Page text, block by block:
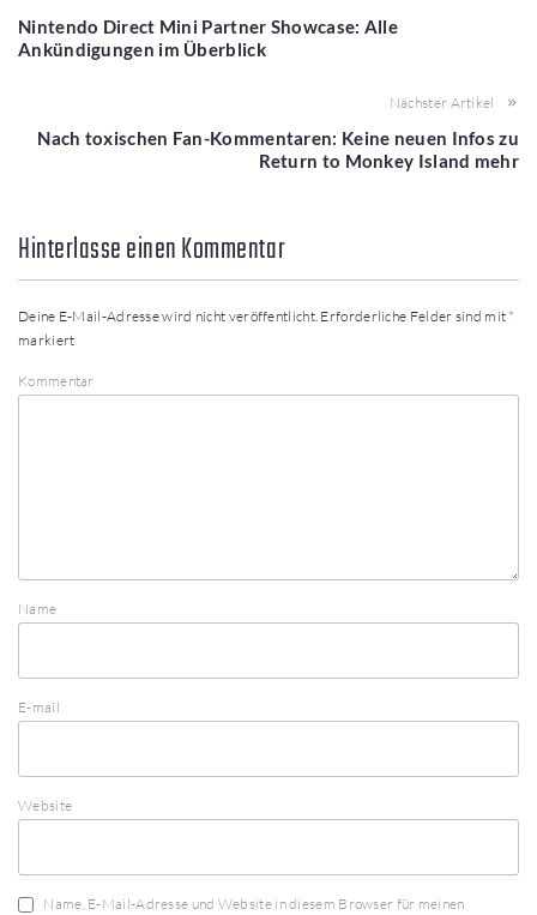
Nintendo Direct Mini Partner Showcase: Alle
Ankündigungen im Überblick
Nächster Artikel
Nach toxischen Fan-Kommentaren: Keine neuen Infos zu
Return to Monkey Island mehr
Hinterlasse einen Kommentar
Deine E-Mail-Adresse wird nicht veröffentlicht. Erforderliche Felder sind mit *
markiert
Kommentar
Name
E-mail
Website
Name, E-Mail-Adresse und Website in diesem Browser für meinen